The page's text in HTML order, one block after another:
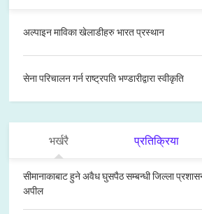
अल्पाइन माविका खेलाडीहरु भारत प्रस्थान
सेना परिचालन गर्न राष्ट्रपति भण्डारीद्वारा स्वीकृति
भर्खरै प्रतिक्रिया
सीमानाकाबाट हुने अवैध घुसपैठ सम्बन्धी जिल्ला
अपील